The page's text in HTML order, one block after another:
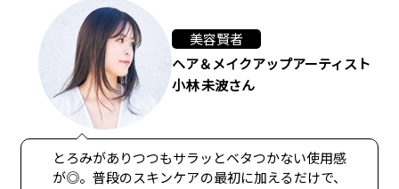
美容賢者
ヘア＆メイクアップアーティスト
小林 未波さん
とろみがありつつもサラッとベタつかない使用感
が◎。普段のスキンケアの最初に加えるだけで、